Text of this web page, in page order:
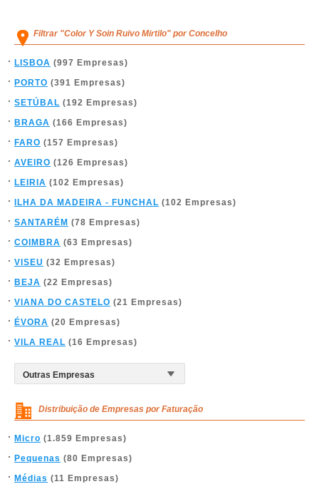
Filtrar "Color Y Soin Ruivo Mirtilo" por Concelho
LISBOA (997 Empresas)
PORTO (391 Empresas)
SETÚBAL (192 Empresas)
BRAGA (166 Empresas)
FARO (157 Empresas)
AVEIRO (126 Empresas)
LEIRIA (102 Empresas)
ILHA DA MADEIRA - FUNCHAL (102 Empresas)
SANTARÉM (78 Empresas)
COIMBRA (63 Empresas)
VISEU (32 Empresas)
BEJA (22 Empresas)
VIANA DO CASTELO (21 Empresas)
ÉVORA (20 Empresas)
VILA REAL (16 Empresas)
Distribuição de Empresas por Faturação
Micro (1.859 Empresas)
Pequenas (80 Empresas)
Médias (11 Empresas)